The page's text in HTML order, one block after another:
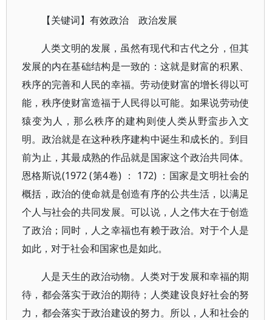
【关键词】有效政治 政治发展
人类文明的发展，虽然有现代和古代之分，但其
发展的内在基础结构是一致的：这就是财富的积累、
秩序的完善和人民的幸福。劳动使财富的增长得以可
能，秩序使财富造福于人民得以可能。如果说劳动使
猿变为人，那么秩序的建构则使人类从野蛮步入文
明。政治就是在这种秩序建构中诞生和成长的。到目
前为止，其最成熟的作品就是国家这个政治共同体。
恩格斯说(1972 (第4卷) ： 172) ：国家是文明社会的
概括，政治的使命就是创造有序的公共生活，以满足
个人与社会的共同发展。可以说，人之伟大在于创造
了政治；同时，人之幸福也有赖于政治。对于个人是
如此，对于社会和国家也是如此。
人是天生的政治动物。人类对于发展和幸福的期
待，都会落实于政治的期待；人类建设良好社会的努
力，都会落实于政治建设的努力。所以，人和社会的